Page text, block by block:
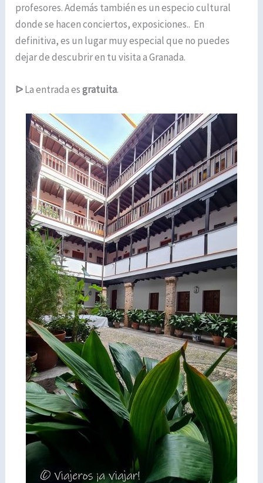
profesores. Además también es un especio cultural
donde se hacen conciertos, exposiciones.. En
definitiva, es un lugar muy especial que no puedes
dejar de descubrir en tu visita a Granada.
ᐅLa entrada esgratuita.